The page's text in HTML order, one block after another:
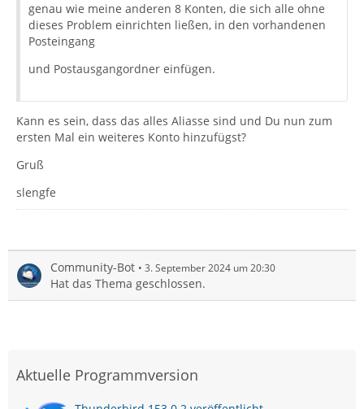
genau wie meine anderen 8 Konten, die sich alle ohne
dieses Problem einrichten ließen, in den vorhandenen
Posteingang
und Postausgangordner einfügen.
Kann es sein, dass das alles Aliasse sind und Du nun zum
ersten Mal ein weiteres Konto hinzufügst?
Gruß
slengfe
Community-Bot 3. September 2024 um 20:30
Hat das Thema geschlossen.
Aktuelle Programmversion